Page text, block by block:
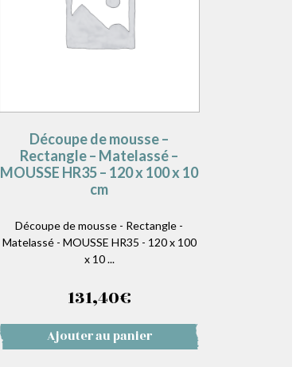
Découpe de mousse –
Rectangle – Matelassé –
MOUSSE HR35 – 120 x 100 x 10
cm
Découpe de mousse - Rectangle -
Matelassé - MOUSSE HR35 - 120 x 100
x 10 ...
131,40€
Ajouter au panier